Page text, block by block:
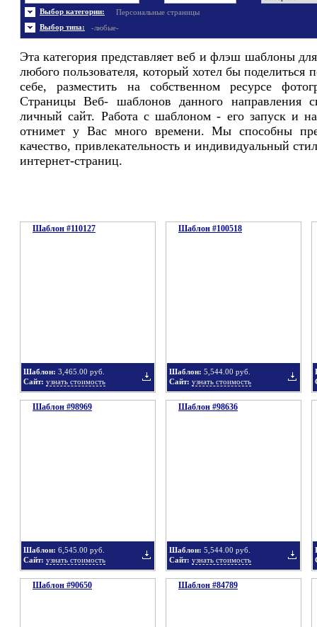
Выбор категории: Персональные страницы
Энергетика
Ювелирные украшения
Выбор типа: -любые-
Шаблоны не скачивались
Шаблоны с 3D элементами
Шаблоны флеш сайтов
Эта категория представляет веб и флэш шаблоны
любого пользователя, который хотел бы поделиться
себе, разместить на собственном ресурсе
Страницы Веб- шаблонов данного направления
личный сайт. Работа с шаблоном - его запуск и
отнимет у Вас много времени. Мы способны
качество, привлекательность и индивидуальный
интернет-страниц.
Шаблон #110127
Шаблон: 3,465.00 руб.
Сайт: узнать стоимость
Шаблон #100518
Шаблон: 5,544.00 руб.
Сайт: узнать стоимость
Шаблон #98969
Шаблон: 6,545.00 руб.
Сайт: узнать стоимость
Шаблон #98636
Шаблон: 5,544.00 руб.
Сайт: узнать стоимость
Шаблон #90650 Шаблон #84789